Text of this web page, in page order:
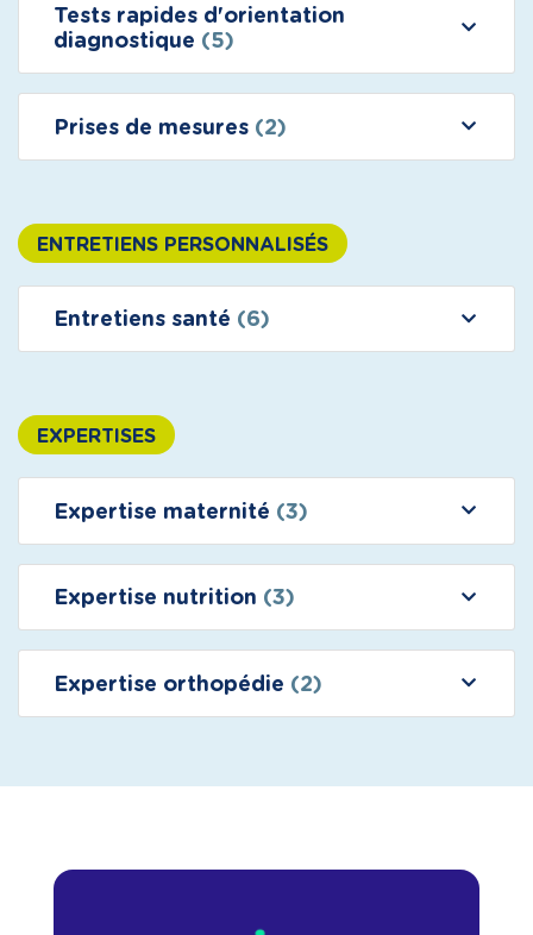
Tests rapides d'orientation
diagnostique (5)
Prises de mesures (2)
ENTRETIENS PERSONNALISÉS
Entretiens santé (6)
EXPERTISES
Expertise maternité (3)
Expertise nutrition (3)
Expertise orthopédie (2)